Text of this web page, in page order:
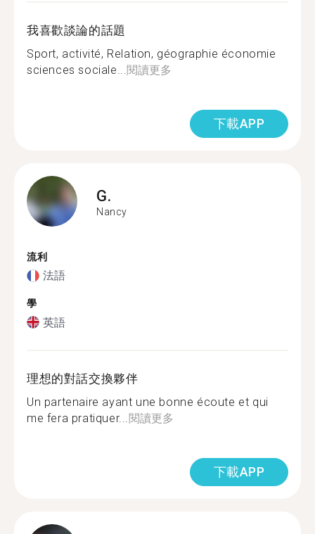
我喜歡談論的話題
Sport, activité, Relation, géographie économie
sciences sociale... 閱讀更多
下載APP
G.
Nancy
流利
法語
學
英語
理想的對話交換夥伴
Un partenaire ayant une bonne écoute et qui
me fera pratiquer... 閱讀更多
下載APP